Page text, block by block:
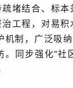
堵结合、标
工程，对易
制，广泛吸
同步强化“